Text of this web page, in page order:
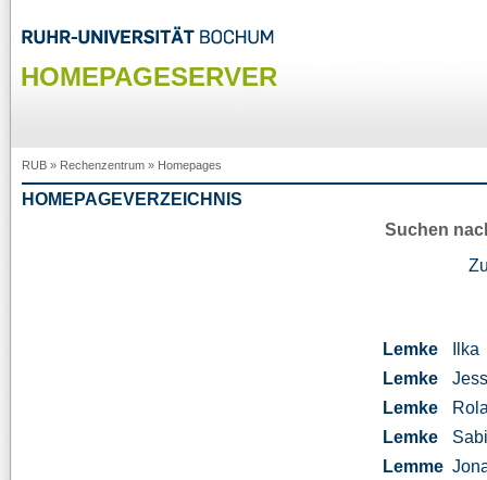
HOMEPAGESERVER
RUB » Rechenzentrum » Homepages
HOMEPAGEVERZEICHNIS
Suchen
Lemke
Ilka
Lemke
Lemke
Lemke
Lemme